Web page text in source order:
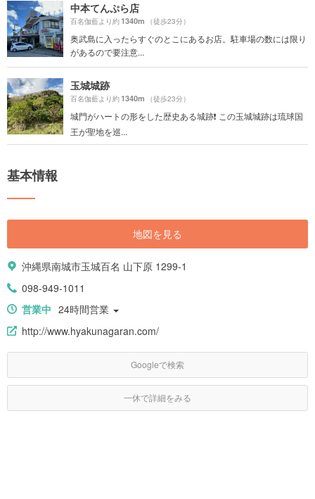
中本てんぷら店
百名伽藍より約1340m （徒歩23分）
奥武島に入ったらすぐのとこにあるお店。駐車場の数には限り
があるので要注意...
玉城城跡
百名伽藍より約1340m （徒歩23分）
城門がハートの形をした歴史ある城跡❗️ この玉城城跡は琉球国
王が聖地を巡...
基本情報
地図を見る
沖縄県南城市玉城百名 山下原 1299-1
098-949-1011
営業中 24時間営業
http://www.hyakunagaran.com/
Googleで検索
一休で詳細をみる